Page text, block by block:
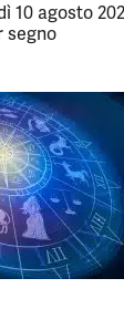
10 agosto
segno